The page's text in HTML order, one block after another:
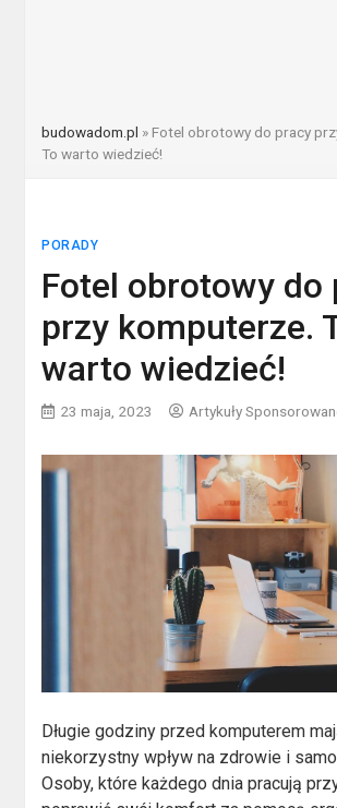
budowadom.pl » Fotel obrotowy do pracy
To warto wiedzieć!
PORADY
Fotel obrotowy do
przy komputerze.
warto wiedzieć!
23 maja, 2023 Artykuły
Długie godziny przed komputerem
niekorzystny wpływ na zdrowie i
Osoby, które każdego dnia pracują